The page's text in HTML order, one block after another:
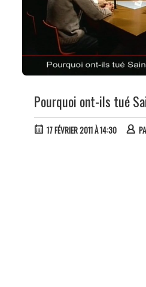
Pourquoi ont-ils tué
17 FÉVRIER 2011 À 14:30